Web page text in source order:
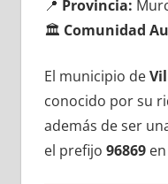
📍 Provincia:
🏛️ Comunidad
El municipio dе
conocido pοr su
además dе ser
el prefijo 96869en